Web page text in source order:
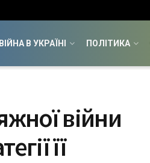
ВІЙНА В УКРАЇНІ ПОЛІТИКА
війни
її